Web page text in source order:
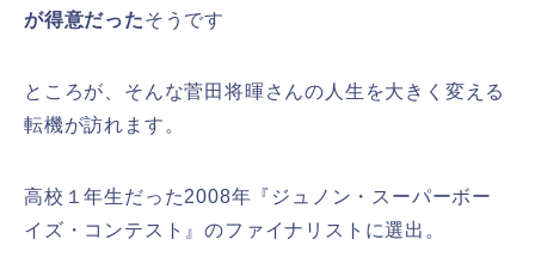
が得意だったそうです
ところが、そんな菅田将暉さんの人生を大きく変える
転機が訪れます。
高校１年生だった2008年『ジュノン・スーパーボー
イズ・コンテスト』のファイナリストに選出。